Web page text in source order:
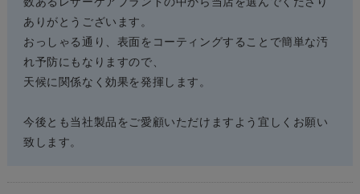
ありがとうございます。
おっしゃる通り、表面をコーティングすることで簡単な汚
れ予防にもなりますので、
天候に関係なく効果を発揮します。
今後とも当社製品をご愛顧いただけますよう宜しくお願い
致します。